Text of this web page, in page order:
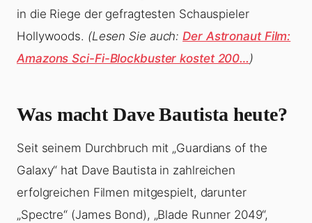
in die Riege der gefragtesten Schauspieler
Hollywoods. (Lesen Sie auch:Der Astronaut Film:
Amazons Sci-Fi-Blockbuster kostet 200…)
Was macht Dave Bautista heute?
Seit seinem Durchbruch mit „Guardians of the
Galaxy“ hat Dave Bautista in zahlreichen
erfolgreichen Filmen mitgespielt, darunter
„Spectre“ (James Bond), „Blade Runner 2049“,